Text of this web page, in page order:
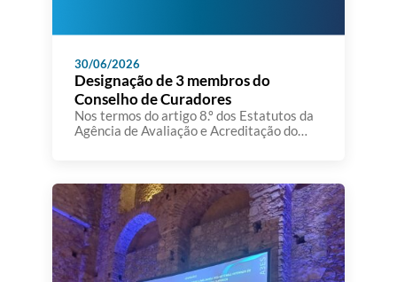
30/06/2026
Designação de 3 membros do
Conselho de Curadores
Nos termos do artigo 8.º dos Estatutos da
Agência de Avaliação e Acreditação do
daConstituição, o Conselho de Ministros
resolve designar, sob proposta do Ministro
da Educação, Ciência e Inovação, como
membros do conselho de curadores […]